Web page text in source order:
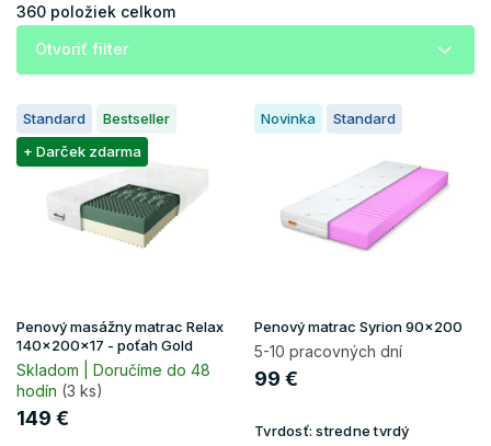
i
o
d
u
360 položiek celkom
Otvoriť filter
V
ý
p
u
k
t
o
v
Standard
Bestseller
+ Darček zdarma
Penový masážny matrac Relax
140x200x17 - poťah Gold
Skladom | Doručíme do 48
hodín (3 ks)
149 €
Novinka Standard
Penový matrac Syrion 90x200
5-10 pracovných dní
99 €
Tvrdosť: stredne tvrdý